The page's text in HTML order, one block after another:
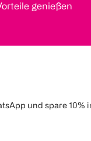
genießen
und spare 10%